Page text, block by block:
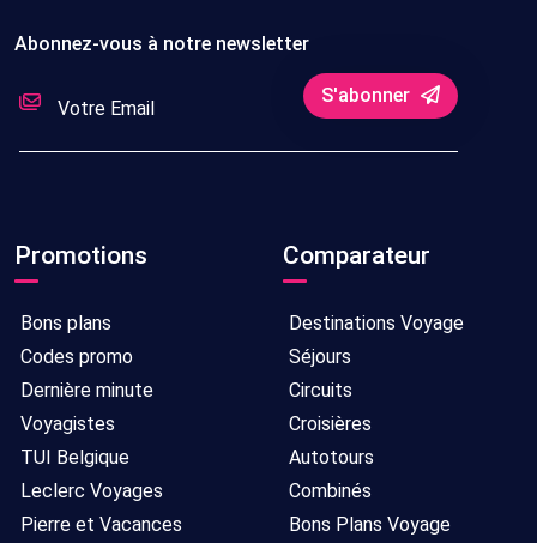
Abonnez-vous à notre newsletter
S'abonner
Promotions
Bons plans
Codes promo
Dernière minute
Voyagistes
TUI Belgique
Leclerc Voyages
Pierre et Vacances
Comparateur
Destinations Voyage
Séjours
Circuits
Croisières
Autotours
Combinés
Bons Plans Voyage